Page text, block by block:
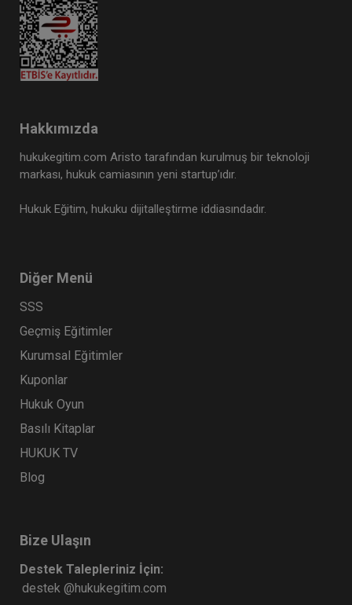
Hakkımızda
hukukegitim.com Aristo tarafından kurulmuş bir teknoloji
markası, hukuk camiasının yeni startup’ıdır.
Hukuk Eğitim, hukuku dijitalleştirme iddiasındadır.
Diğer Menü
SSS
Geçmiş Eğitimler
Kurumsal Eğitimler
Kuponlar
Hukuk Oyun
Basılı Kitaplar
HUKUK TV
Blog
Bize Ulaşın
Destek Talepleriniz İçin:
destek @hukukegitim.com